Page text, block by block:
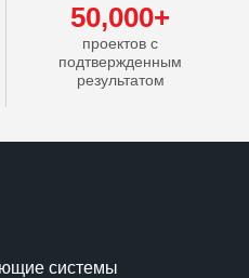
50,000+
проектов с
подтвержденным
результатом
системы